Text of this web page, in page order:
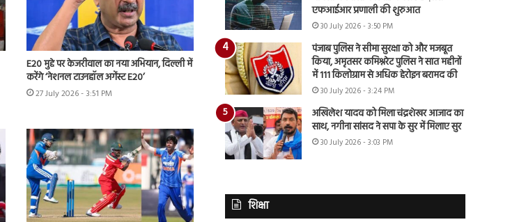
E20 मुद्दे पर केजरीवाल का नया अभियान, दिल्ली में
करेंगे ‘नेशनल टाउनहॉल अगेंस्ट E20’
27 July 2026 - 3:51 PM
एफआईआर प्रणाली की शुरुआत
30 July 2026 - 3:50 PM
पंजाब पुलिस ने सीमा सुरक्षा को और मजबूत
किया, अमृतसर कमिश्नरेट पुलिस ने सात महीनों
में 111 किलोग्राम से अधिक हेरोइन बरामद की
30 July 2026 - 3:24 PM
अखिलेश यादव को मिला चंद्रशेखर आजाद का
साथ, नगीना सांसद ने सपा के सुर में मिलाए सुर
30 July 2026 - 3:03 PM
शिक्षा